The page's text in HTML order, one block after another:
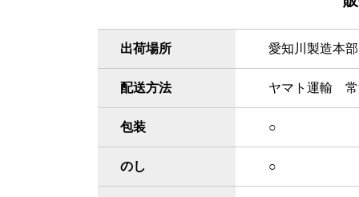
出荷場所 愛知川製造本部
配送方法 ヤマト運輸 常
包装 ○
のし ○